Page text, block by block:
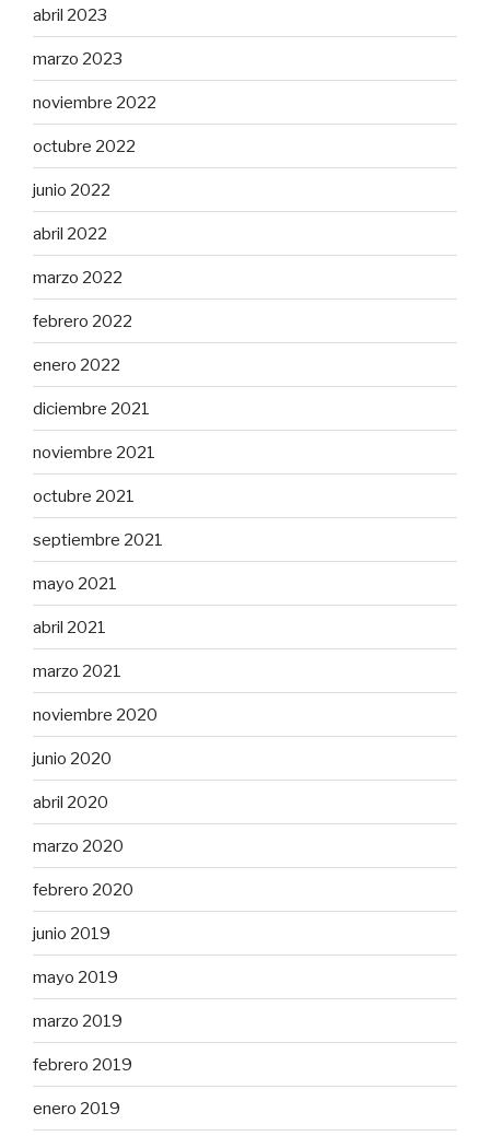
abril 2023
marzo 2023
noviembre 2022
octubre 2022
junio 2022
abril 2022
marzo 2022
febrero 2022
enero 2022
diciembre 2021
noviembre 2021
octubre 2021
septiembre 2021
mayo 2021
abril 2021
marzo 2021
noviembre 2020
junio 2020
abril 2020
marzo 2020
febrero 2020
junio 2019
mayo 2019
marzo 2019
febrero 2019
enero 2019